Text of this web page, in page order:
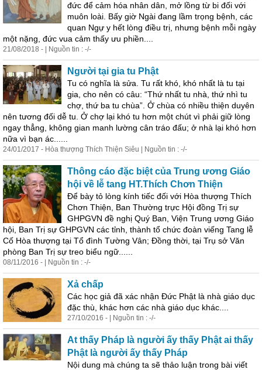
đức để cảm hóa nhân dân, mở lồng từ bi đối với
muôn loài. Bấy giờ Ngài đang lầm trọng bệnh , các
quan Ngự y hết lòng điều trị, nhưng bệnh mỗi ngày
một nặng, đức vua cảm thấy ưu phiền....
21/08/2018 - | Nguồn tin : -/-
Người tại gia tu Phật
Tu có nghĩa là sửa. Tu rất khó, khó nhất là tu tại
gia, cho nên có câu: “Thứ nhất tu nhà, thứ nhì tu
chợ, thứ ba tu chùa”. Ở chùa có nhiều thiện duyên
nên tương đối dễ tu. Ở chợ lại khó tu hơn một chút vì phải giữ lòng
ngay thẳng, không gian manh lường cân tráo đấu; ở nhà lại khó hơn
nữa vì bạn ác......
24/01/2017 - Hòa thượng Thích Thiện Siêu | Nguồn tin : -/-
Thông cáo đặc biệt của Trung ương Giáo
hội về lễ tang HT.Thích Chơn Thiện
Để bày tỏ lòng kính tiếc đối với Hòa thượng Thích
Chơn Thiện, Ban Thường trực Hội đồng Trị sự
GHPGVN đề nghị Quý Ban, Viện Trung ương Giáo
hội, Ban Trị sự GHPGVN các tỉnh, thành tổ chức đoàn viếng Tang lễ
Cố Hòa thượng tại Tổ đình Tường Vân; Đồng thời, tại Trụ sở Văn
phòng Ban Trị sự treo biểu ngữ......
08/11/2016 - | Nguồn tin : -/-
Xả chấp
Các học giả đã xác nhận Đức Phật là nhà giáo dục
đặc thù, khác hơn các nhà giáo dục khác....
27/10/2016 - | Nguồn tin : -/-
At thấy Pháp là người ấy thấy Phật ai thấy
Phật là người ấy thấy Pháp
Nội dung mà chúng ta sẽ thảo luận trong bài viết